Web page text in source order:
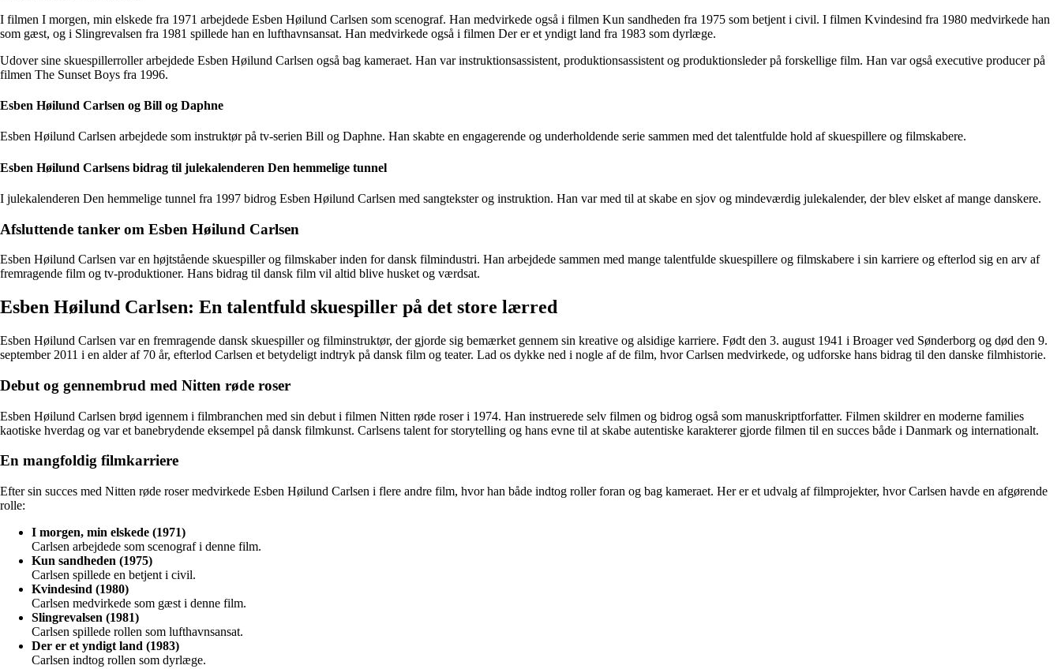
I filmen I morgen, min elskede fra 1971 arbejdede Esben Høilund Carlsen som scenograf. Han medvirkede også i filmen Kun sandheden fra 1975 som betjent i civil. I filmen Kvindesind fra 1980 medvirkede han
som gæst, og i Slingrevalsen fra 1981 spillede han en lufthavnsansat. Han medvirkede også i filmen Der er et yndigt land fra 1983 som dyrlæge.
Udover sine skuespillerroller arbejdede Esben Høilund Carlsen også bag kameraet. Han var instruktionsassistent, produktionsassistent og produktionsleder på forskellige film. Han var også executive producer på
filmen The Sunset Boys fra 1996.
Esben Høilund Carlsen og Bill og Daphne
Esben Høilund Carlsen arbejdede som instruktør på tv-serien Bill og Daphne. Han skabte en engagerende og underholdende serie sammen med det talentfulde hold af skuespillere og filmskabere.
Esben Høilund Carlsens bidrag til julekalenderen Den hemmelige tunnel
I julekalenderen Den hemmelige tunnel fra 1997 bidrog Esben Høilund Carlsen med sangtekster og instruktion. Han var med til at skabe en sjov og mindeværdig julekalender, der blev elsket af mange danskere.
Afsluttende tanker om Esben Høilund Carlsen
Esben Høilund Carlsen var en højtstående skuespiller og filmskaber inden for dansk filmindustri. Han arbejdede sammen med mange talentfulde skuespillere og filmskabere i sin karriere og efterlod sig en arv af
fremragende film og tv-produktioner. Hans bidrag til dansk film vil altid blive husket og værdsat.
Esben Høilund Carlsen: En talentfuld skuespiller på det store lærred
Esben Høilund Carlsen var en fremragende dansk skuespiller og filminstruktør, der gjorde sig bemærket gennem sin kreative og alsidige karriere. Født den 3. august 1941 i Broager ved Sønderborg og død den 9.
september 2011 i en alder af 70 år, efterlod Carlsen et betydeligt indtryk på dansk film og teater. Lad os dykke ned i nogle af de film, hvor Carlsen medvirkede, og udforske hans bidrag til den danske filmhistorie.
Debut og gennembrud med Nitten røde roser
Esben Høilund Carlsen brød igennem i filmbranchen med sin debut i filmen Nitten røde roser i 1974. Han instruerede selv filmen og bidrog også som manuskriptforfatter. Filmen skildrer en moderne families
kaotiske hverdag og var et banebrydende eksempel på dansk filmkunst. Carlsens talent for storytelling og hans evne til at skabe autentiske karakterer gjorde filmen til en succes både i Danmark og internationalt.
En mangfoldig filmkarriere
Efter sin succes med Nitten røde roser medvirkede Esben Høilund Carlsen i flere andre film, hvor han både indtog roller foran og bag kameraet. Her er et udvalg af filmprojekter, hvor Carlsen havde en afgørende
rolle:
I morgen, min elskede (1971)
Carlsen arbejdede som scenograf i denne film.
Kun sandheden (1975)
Carlsen spillede en betjent i civil.
Kvindesind (1980)
Carlsen medvirkede som gæst i denne film.
Slingrevalsen (1981)
Carlsen spillede rollen som lufthavnsansat.
Der er et yndigt land (1983)
Carlsen indtog rollen som dyrlæge.